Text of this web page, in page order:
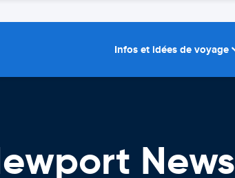
Infos et idées de voyage
News